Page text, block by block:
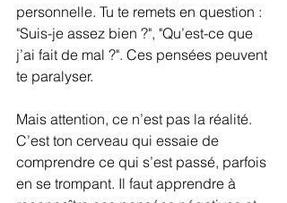
personnelle. Tu te remets en question :
"Suis-je assez bien ?", "Qu’est-ce que
j’ai fait de mal ?". Ces pensées peuvent
te paralyser.
Mais attention, ce n’est pas la réalité.
C’est ton cerveau qui essaie de
comprendre ce qui s’est passé, parfois
en se trompant. Il faut apprendre à